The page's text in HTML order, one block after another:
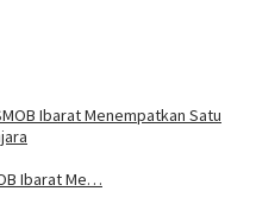
Ibarat Me…